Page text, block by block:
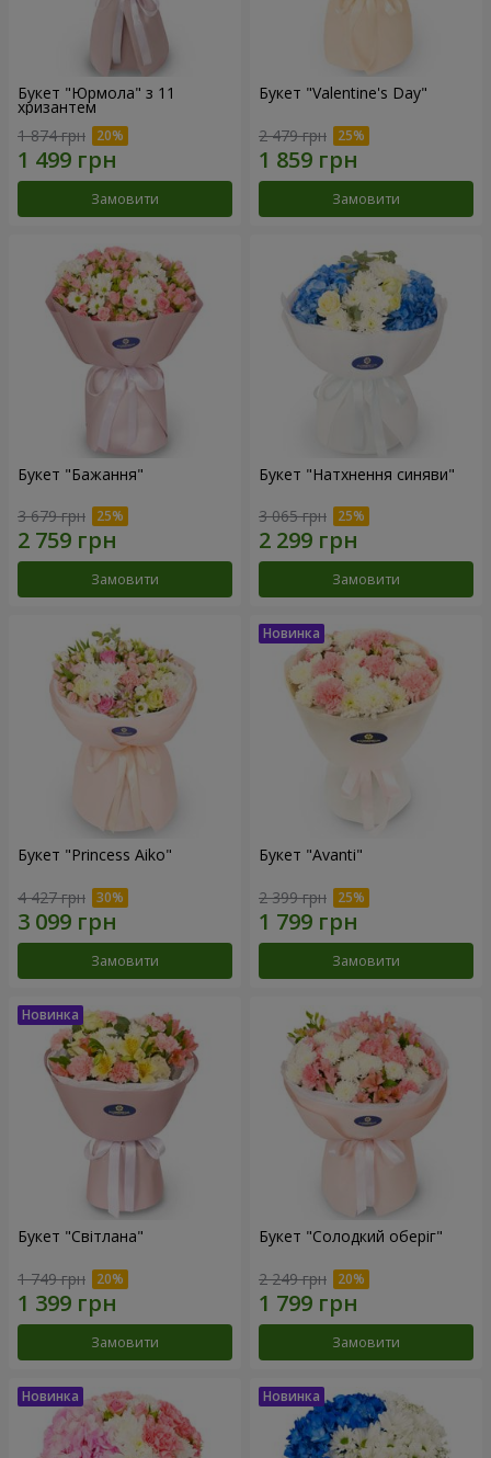
Букет "Юрмола" з 11
хризантем
1 874 грн
Замовити
Букет "Valentine's Day"
2 479 грн
Замовити
Букет "Бажання"
3 679 грн
Замовити
Букет "Натхнення синяви"
3 065 грн
Замовити
Букет "Princess Aiko"
4 427 грн
Замовити
Букет "Avanti"
2 399 грн
Замовити
Букет "Світлана"
1 749 грн
Замовити
Букет "Солодкий оберіг"
2 249 грн
Замовити